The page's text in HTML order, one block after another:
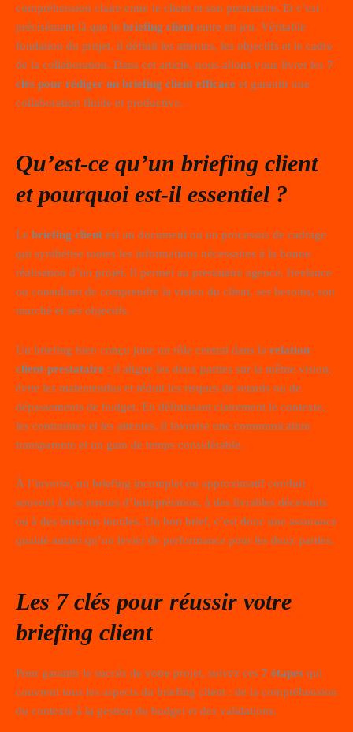
compréhension claire entre le client et son prestataire. Et c’est
précisément là que le briefing client entre en jeu. Véritable
fondation du projet, il définit les attentes, les objectifs et le cadre
de la collaboration. Dans cet article, nous allons vous livrer les 7
clés pour rédiger un briefing client efficace et garantir une
collaboration fluide et productive.
Qu’est-ce qu’un briefing client
et pourquoi est-il essentiel ?
Le briefing client est un document ou un processus de cadrage
qui synthétise toutes les informations nécessaires à la bonne
réalisation d’un projet. Il permet au prestataire agence, freelance
ou consultant de comprendre la vision du client, ses besoins, son
marché et ses objectifs.
Un briefing bien conçu joue un rôle central dans la relation
client-prestataire : il aligne les deux parties sur la même vision,
évite les malentendus et réduit les risques de retards ou de
dépassements de budget. En définissant clairement le contexte,
les contraintes et les attentes, il favorise une communication
transparente et un gain de temps considérable.
À l’inverse, un briefing incomplet ou approximatif conduit
souvent à des erreurs d’interprétation, à des livrables décevants
ou à des tensions inutiles. Un bon brief, c’est donc une assurance
qualité autant qu’un levier de performance pour les deux parties.
Les 7 clés pour réussir votre
briefing client
Pour garantir le succès de votre projet, suivez ces 7 étapes qui
couvrent tous les aspects du briefing client : de la compréhension
du contexte à la gestion du budget et des validations.